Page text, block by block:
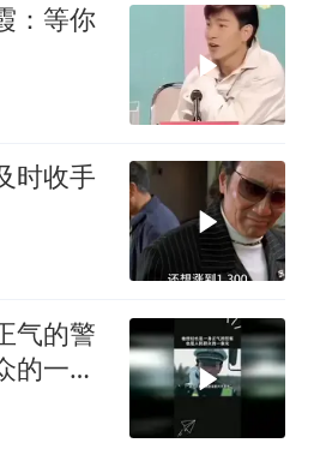
：等你
时收手
气的警
的一束